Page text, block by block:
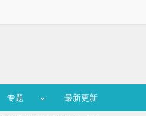
专题 最新更新